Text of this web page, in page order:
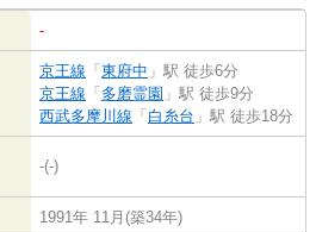
-
京王線 「 東府中 」駅 徒歩6分
京王線 「 多磨霊園 」駅 徒歩9分
西武多摩川線 「 白糸台 」駅 徒歩18分
-(-)
1991年 11月(築34年)